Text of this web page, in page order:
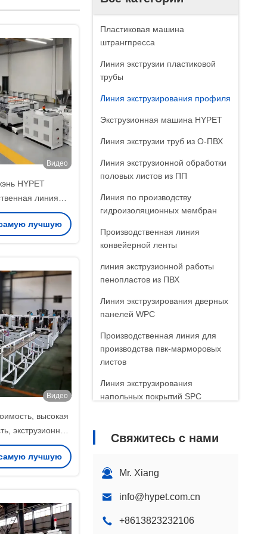
Пластиковая машина
штрангпресса
Линия экструзии пластиковой
трубы
Линия экструзирования профиля
Экструзионная машина HYPET
Линия экструзии труб из О-ПВХ
Линия экструзионной обработки
половых листов из ПП
Линия по производству
гидроизоляционных мембран
Производственная линия
конвейерной ленты
линия экструзионной работы
пенопластов из ПВХ
Линия экструзирования дверных
панелей WPC
Производственная линия для
производства пвк-марморовых
листов
Линия экструзирования
напольных покрытий SPC
экструзирования пластмасс
Свяжитесь с нами
Mr. Xiang
info@hypet.com.cn
+8613823232106
Видео
HYPET
линия
производства
кристаллической
Производитель
лучшую
Видео
высокая
экструзионная
окон из
машина для
лучшую